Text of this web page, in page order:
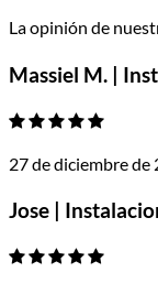
La opinión de
Massiel M. |
27 de diciembre de
Jose |